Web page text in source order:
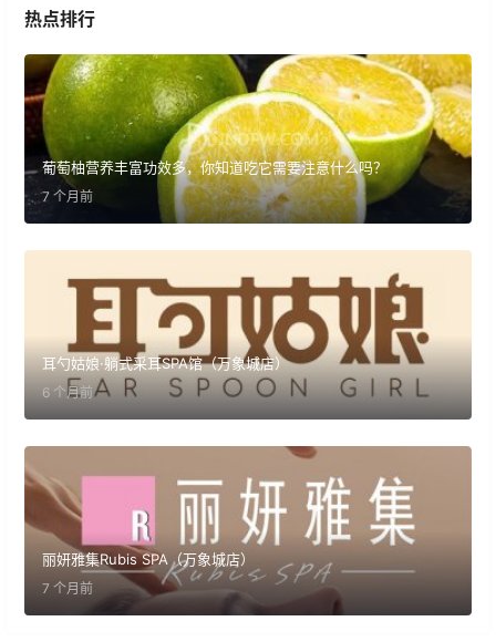
热点排行
葡萄柚营养丰富功效多，你知道吃它需要注意什么吗？
7 个月前
耳勺姑娘·躺式采耳SPA馆（万象城店）
6 个月前
丽妍雅集Rubis SPA（万象城店）
7 个月前